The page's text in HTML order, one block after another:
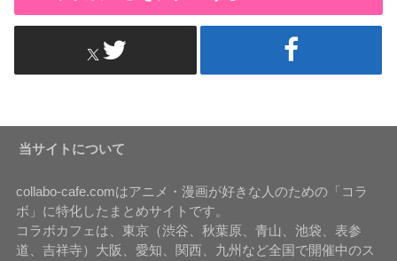
当サイトについて
collabo-cafe.comはアニメ・漫画が好きな人のための「コラ
ボ」に特化したまとめサイトです。
コラボカフェは、東京（渋谷、秋葉原、青山、池袋、表参
道、吉祥寺）大阪、愛知、関西、九州など全国で開催中のス